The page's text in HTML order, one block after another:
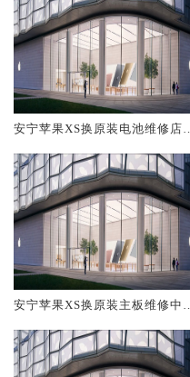
安宁苹果XS换原装电池维修店大
安宁苹果XS换原装主板维修中心